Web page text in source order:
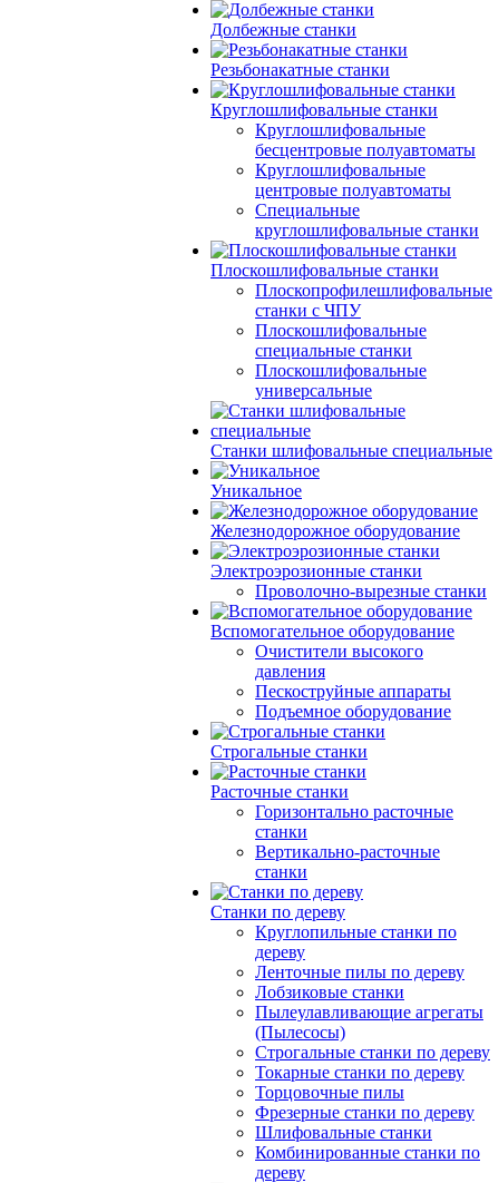
Долбежные станки
Резьбонакатные станки
Круглошлифовальные станки
Круглошлифовальные
бесцентровые полуавтоматы
Круглошлифовальные
центровые полуавтоматы
Специальные
круглошлифовальные станки
Плоскошлифовальные станки
Плоскопрофилешлифовальные
станки с ЧПУ
Плоскошлифовальные
специальные станки
Плоскошлифовальные
универсальные
Станки шлифовальные специальные
Уникальное
Железнодорожное оборудование
Электроэрозионные станки
Проволочно-вырезные станки
Вспомогательное оборудование
Очистители высокого
давления
Пескоструйные аппараты
Подъемное оборудование
Строгальные станки
Расточные станки
Горизонтально расточные
станки
Вертикально-расточные
станки
Станки по дереву
Круглопильные станки по
дереву
Ленточные пилы по дереву
Лобзиковые станки
Пылеулавливающие агрегаты
(Пылесосы)
Строгальные станки по дереву
Токарные станки по дереву
Торцовочные пилы
Фрезерные станки по дереву
Шлифовальные станки
Комбинированные станки по
дереву